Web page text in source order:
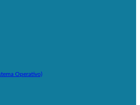
Operativo)